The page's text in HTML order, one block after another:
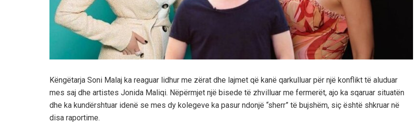
Këngëtarja Soni Malaj ka reaguar lidhur me zërat dhe lajmet që kanë qarkulluar për një konflikt të aluduar
mes saj dhe artistes Jonida Maliqi. Nëpërmjet një bisede të zhvilluar me fermerët, ajo ka sqaruar situatën
dhe ka kundërshtuar idenë se mes dy kolegeve ka pasur ndonjë “sherr” të bujshëm, siç është shkruar në
disa raportime.